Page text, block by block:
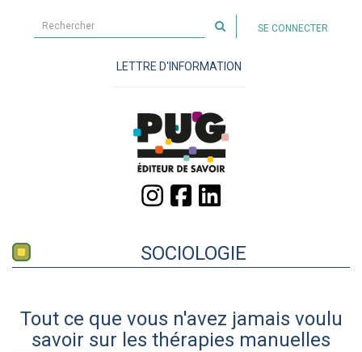
sur
site
SE CONNECTER
LETTRE D'INFORMATION
SOCIOLOGIE
Tout ce que vous n'avez jamais voulu
savoir sur les thérapies manuelles